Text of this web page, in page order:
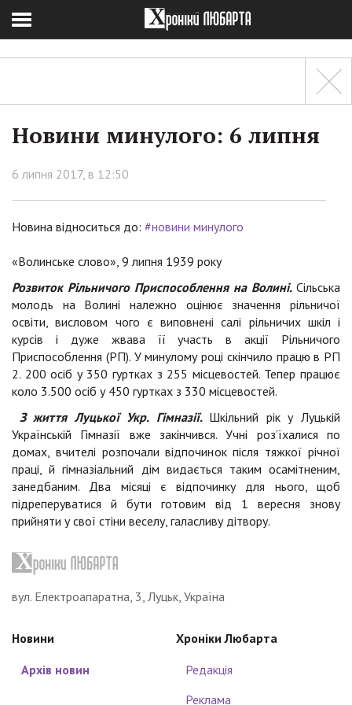
Новини минулого: 6 липня
6 липня 2017, в 12:50
Новина відноситься до: #новини минулого
«Волинське слово», 9 липня 1939 року
Розвиток Рільничого Приспособлення на Волині. Сільська
молодь на Волині належно оцінює значення рільничої
освіти, висловом чого є виповнені салі рільничих шкіл і
курсів і дуже жвава її участь в акції Рільничого
Приспособлення (РП). У минулому році скінчило працю в РП
2. 200 осіб у 350 гуртках з 255 місцевостей. Тепер працює
коло 3.500 осіб у 450 гуртках з 330 місцевостей.
З життя Луцької Укр. Гімназії. Шкільний рік у Луцькій
Українській Гімназії вже закінчився. Учні роз’їхалися по
домах, вчителі розпочали відпочинок після тяжкої річної
праці, й гімназіальний дім видається таким осамітненим,
занедбаним. Два місяці є відпочинку для нього, щоб
підреперуватися й бути готовим від 1 вересня знову
прийняти у свої стіни веселу, галасливу дітвору.
вул. Електроапаратна, 3, Луцьк, Україна
Новини
Архів новин
Хроніки Любарта
Редакція
Реклама